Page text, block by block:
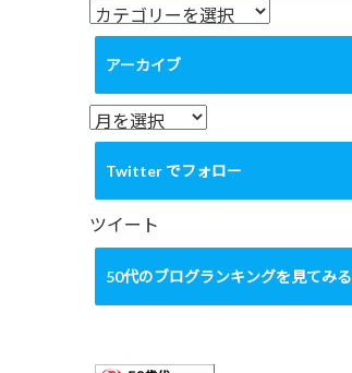
カ
テ
リ
ー
アーカイブ
ア
ー
イ
ブ
Twitter でフォロー
ツイート
50代のブログランキングを見てみる